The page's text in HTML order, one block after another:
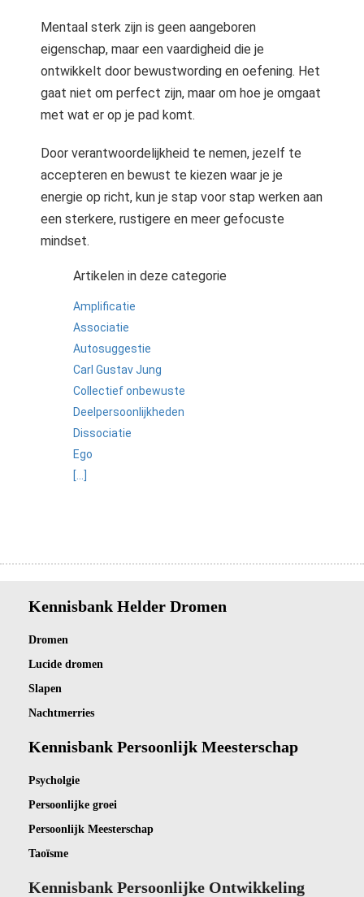
Mentaal sterk zijn is geen aangeboren
eigenschap, maar een vaardigheid die je
ontwikkelt door bewustwording en oefening. Het
gaat niet om perfect zijn, maar om hoe je omgaat
met wat er op je pad komt.
Door verantwoordelijkheid te nemen, jezelf te
accepteren en bewust te kiezen waar je je
energie op richt, kun je stap voor stap werken aan
een sterkere, rustigere en meer gefocuste
mindset.
Artikelen in deze categorie
Amplificatie
Associatie
Autosuggestie
Carl Gustav Jung
Collectief onbewuste
Deelpersoonlijkheden
Dissociatie
Ego
[...]
Kennisbank Helder Dromen
Dromen
Lucide dromen
Slapen
Nachtmerries
Kennisbank Persoonlijk Meesterschap
Psycholgie
Persoonlijke groei
Persoonlijk Meesterschap
Taoïsme
Kennisbank Persoonlijke Ontwikkeling